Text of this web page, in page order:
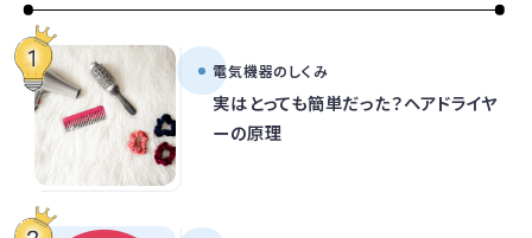
電気機器のしくみ
実はとっても簡単だった？ヘアドライヤ
ーの原理